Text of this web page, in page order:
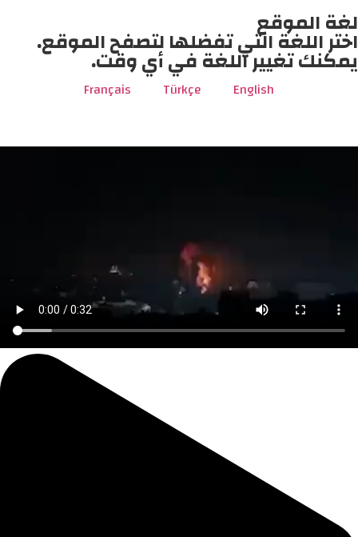
لغة الموقع
اختر اللغة التي تفضلها لتصفح الموقع.
يمكنك تغيير اللغة في أي وقت.
English
Türkçe
Français